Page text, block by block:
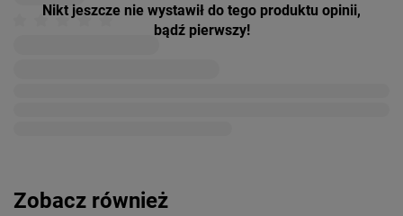
Nikt jeszcze nie wystawił do tego produktu opinii,
bądź pierwszy!
Zobacz również